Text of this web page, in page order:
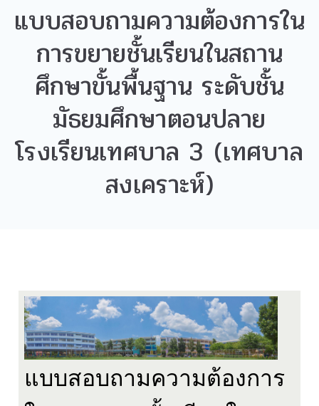
แบบสอบถามความต้องการใน
การขยายชั้นเรียนในสถาน
ศึกษาขั้นพื้นฐาน ระดับชั้น
มัธยมศึกษาตอนปลาย
โรงเรียนเทศบาล 3 (เทศบาล
สงเคราะห์)